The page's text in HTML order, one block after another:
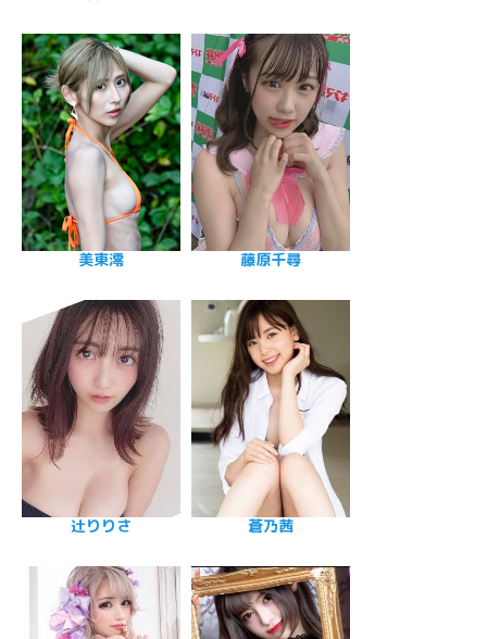
美東澪 藤原千尋
辻りりさ 蒼乃茜